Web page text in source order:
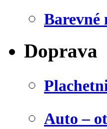
Barevné
Doprava
Auto –